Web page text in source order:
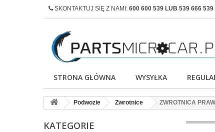
SKONTAKTUJ SIĘ Z NAMI: 600 600 539 LUB 539 666 539
STRONA GŁÓWNA WYSYŁKA
Podwozie Zwrotnice ZWROTNICA
KATEGORIE